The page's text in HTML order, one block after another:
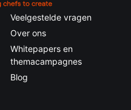
Veelgestelde vragen
Over ons
Whitepapers en
themacampagnes
Blog